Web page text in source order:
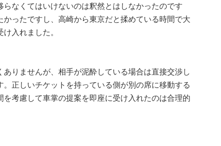
なくてはいけないのは釈然とはしなかったのです
ったですし、高崎から東京だと揉めている時間で大
入れました。
りませんが、相手が泥酔している場合は直接交渉し
正しいチケットを持っている側が別の席に移動する
考慮して車掌の提案を即座に受け入れたのは合理的